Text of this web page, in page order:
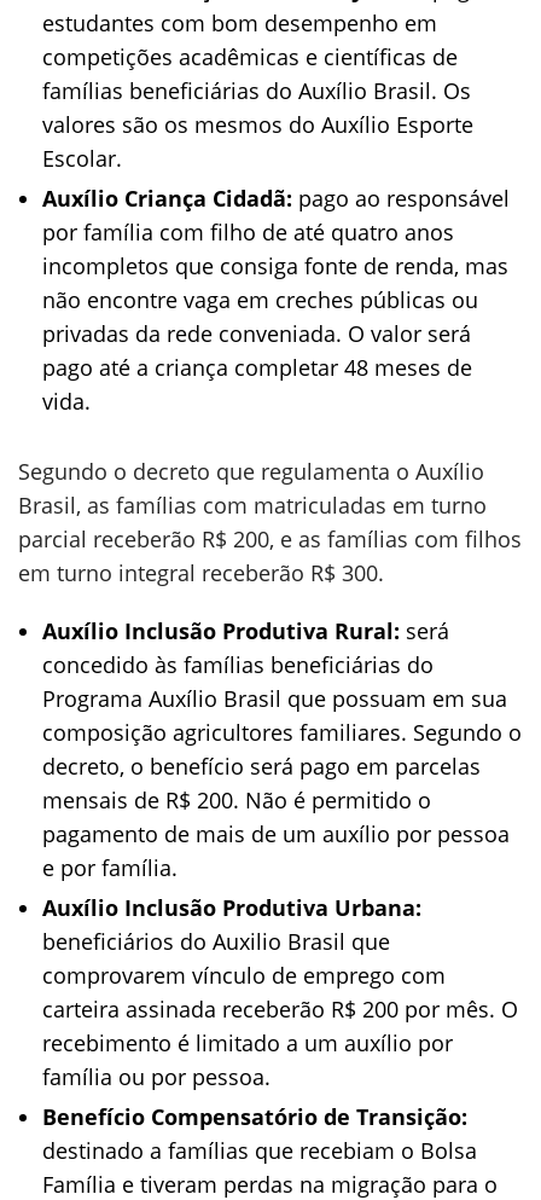
estudantes com bom desempenho em
competições acadêmicas e científicas de
famílias beneficiárias do Auxílio Brasil. Os
valores são os mesmos do Auxílio Esporte
Escolar.
Auxílio Criança Cidadã: pago ao responsável
por família com filho de até quatro anos
incompletos que consiga fonte de renda, mas
não encontre vaga em creches públicas ou
privadas da rede conveniada. O valor será
pago até a criança completar 48 meses de
vida.
Segundo o decreto que regulamenta o Auxílio
Brasil, as famílias com matriculadas em turno
parcial receberão R$ 200, e as famílias com filhos
em turno integral receberão R$ 300.
Auxílio Inclusão Produtiva Rural: será
concedido às famílias beneficiárias do
Programa Auxílio Brasil que possuam em sua
composição agricultores familiares. Segundo o
decreto, o benefício será pago em parcelas
mensais de R$ 200. Não é permitido o
pagamento de mais de um auxílio por pessoa
e por família.
Auxílio Inclusão Produtiva Urbana:
beneficiários do Auxilio Brasil que
comprovarem vínculo de emprego com
carteira assinada receberão R$ 200 por mês. O
recebimento é limitado a um auxílio por
família ou por pessoa.
Benefício Compensatório de Transição:
destinado a famílias que recebiam o Bolsa
Família e tiveram perdas na migração para o